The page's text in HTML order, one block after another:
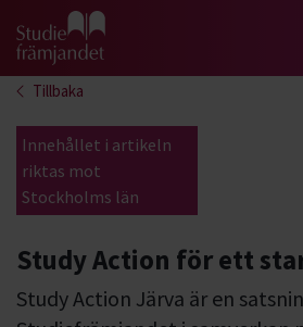
Gå till studiefrämjandets startsida
Tillbaka
Innehållet i artikeln
riktas mot
Stockholms län
Study Action för ett
Study Action Järva är en